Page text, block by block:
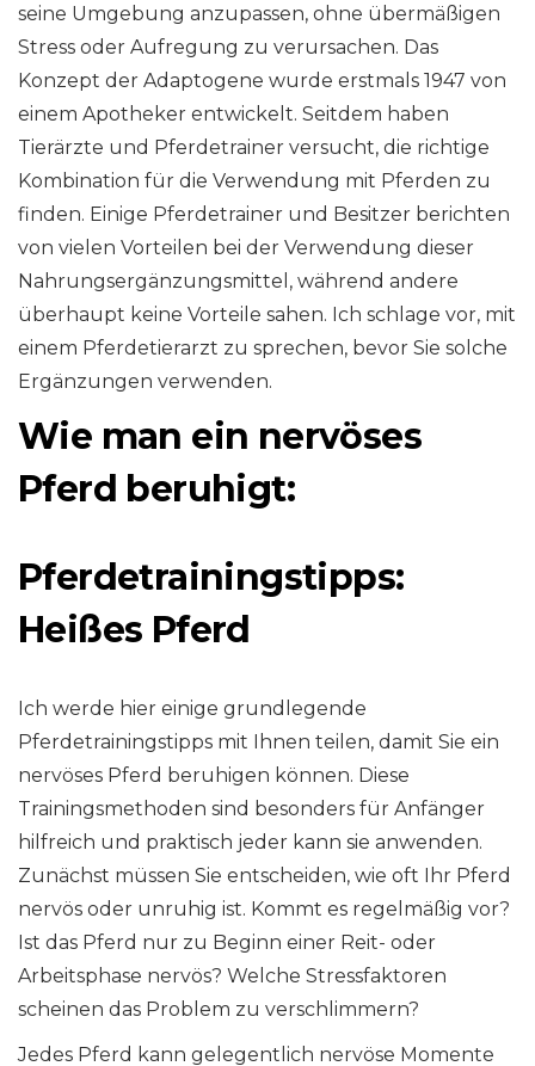
seine Umgebung anzupassen, ohne übermäßigen
Stress oder Aufregung zu verursachen. Das
Konzept der Adaptogene wurde erstmals 1947 von
einem Apotheker entwickelt. Seitdem haben
Tierärzte und Pferdetrainer versucht, die richtige
Kombination für die Verwendung mit Pferden zu
finden. Einige Pferdetrainer und Besitzer berichten
von vielen Vorteilen bei der Verwendung dieser
Nahrungsergänzungsmittel, während andere
überhaupt keine Vorteile sahen. Ich schlage vor, mit
einem Pferdetierarzt zu sprechen, bevor Sie solche
Ergänzungen verwenden.
Wie man ein nervöses
Pferd beruhigt:
Pferdetrainingstipps:
Heißes Pferd
Ich werde hier einige grundlegende
Pferdetrainingstipps mit Ihnen teilen, damit Sie ein
nervöses Pferd beruhigen können. Diese
Trainingsmethoden sind besonders für Anfänger
hilfreich und praktisch jeder kann sie anwenden.
Zunächst müssen Sie entscheiden, wie oft Ihr Pferd
nervös oder unruhig ist. Kommt es regelmäßig vor?
Ist das Pferd nur zu Beginn einer Reit- oder
Arbeitsphase nervös? Welche Stressfaktoren
scheinen das Problem zu verschlimmern?
Jedes Pferd kann gelegentlich nervöse Momente